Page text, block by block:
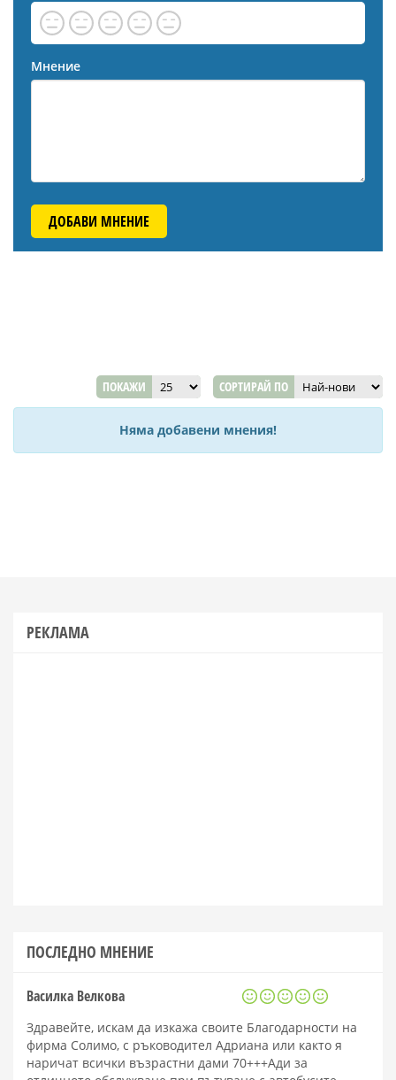
Мнение
ДОБАВИ МНЕНИЕ
ПОКАЖИ СОРТИРАЙ ПО
Няма добавени мнения!
РЕКЛАМА
ПОСЛЕДНО МНЕНИЕ
Василка Велкова
Здравейте, искам да изкажа своите Благодарности на
фирма Солимо, с ръководител Адриана или както я
наричат всички възрастни дами 70+++Ади за